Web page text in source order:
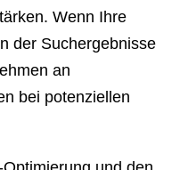
Wenn Ihre
der Suchergebnisse
an
bei potenziellen